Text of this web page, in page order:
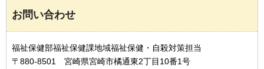
お問い合わせ
福祉保健部福祉保健課地域福祉保健・自殺対策担当
〒880-8501 宮崎県宮崎市橘通東2丁目10番1号